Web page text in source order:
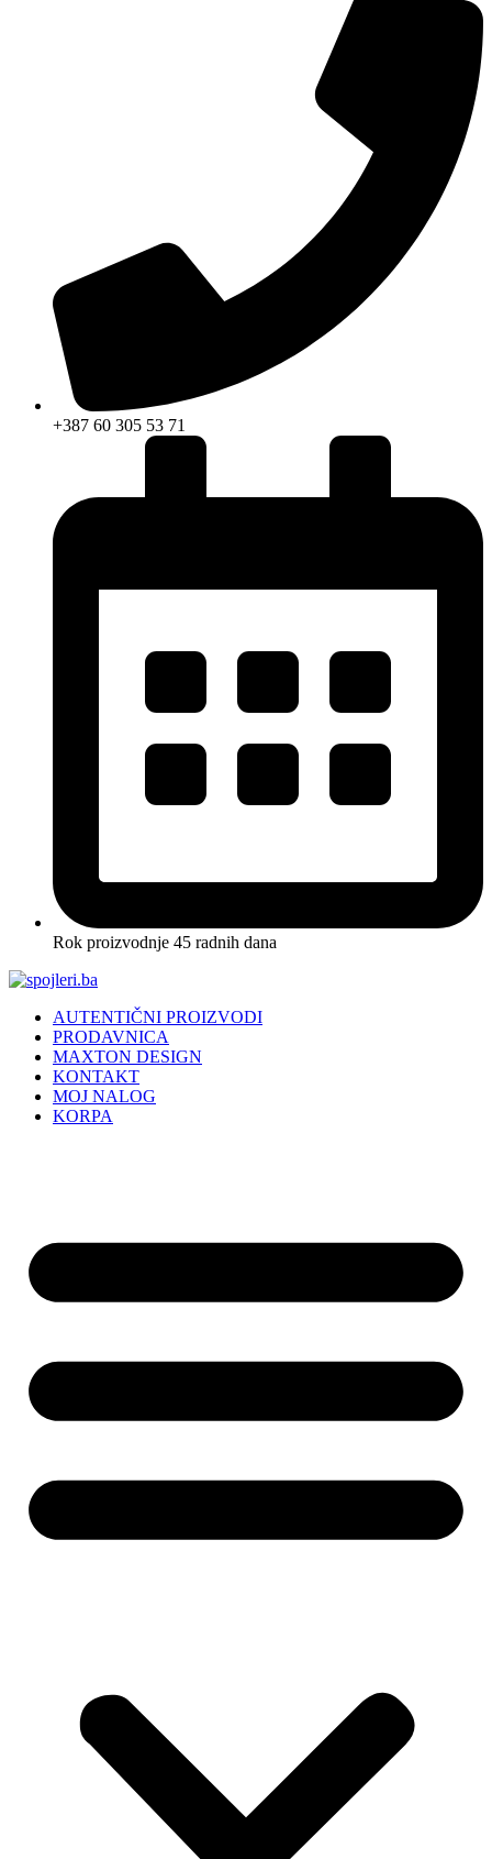
+387 60 305 53 71
Rok proizvodnje 45 radnih dana
AUTENTIČNI PROIZVODI
PRODAVNICA
MAXTON DESIGN
KONTAKT
MOJ NALOG
KORPA